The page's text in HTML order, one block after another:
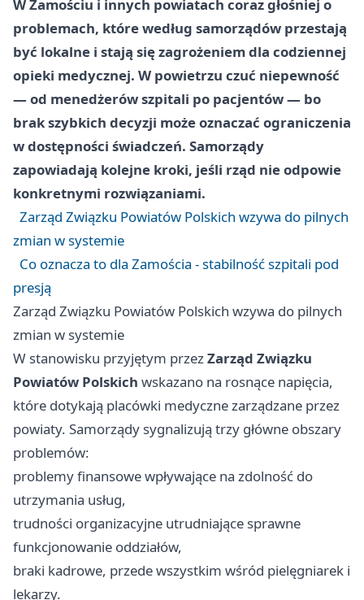
W Zamościu i innych powiatach coraz głośniej o
problemach, które według samorządów przestają
być lokalne i stają się zagrożeniem dla codziennej
opieki medycznej. W powietrzu czuć niepewność
— od menedżerów szpitali po pacjentów — bo
brak szybkich decyzji może oznaczać ograniczenia
w dostępności świadczeń. Samorządy
zapowiadają kolejne kroki, jeśli rząd nie odpowie
konkretnymi rozwiązaniami.
Zarząd Związku Powiatów Polskich wzywa do pilnych
zmian w systemie
Co oznacza to dla Zamościa - stabilność szpitali pod
presją
Zarząd Związku Powiatów Polskich wzywa do pilnych
zmian w systemie
W stanowisku przyjętym przezZarząd Związku
Powiatów Polskich wskazano na rosnące napięcia,
które dotykają placówki medyczne zarządzane przez
powiaty. Samorządy sygnalizują trzy główne obszary
problemów:
problemy finansowe wpływające na zdolność do
utrzymania usług,
trudności organizacyjne utrudniające sprawne
funkcjonowanie oddziałów,
braki kadrowe, przede wszystkim wśród pielęgniarek i
lekarzy.